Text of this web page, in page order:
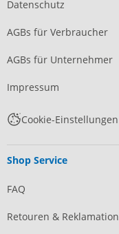
Datenschutz
AGBs für Verbraucher
AGBs für Unternehmer
Impressum
Cookie-Einstellungen
Shop Service
FAQ
Retouren &